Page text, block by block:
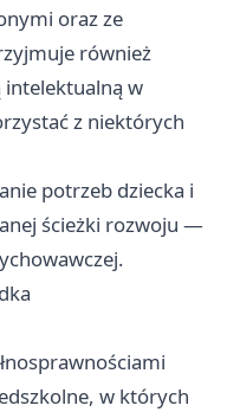
oraz ze
również
intelektualną w
z niektórych
potrzeb dziecka i
ścieżki rozwoju —
w których